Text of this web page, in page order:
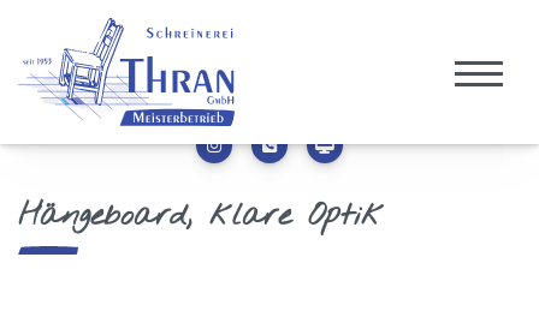
Hängeboard, klare Optik